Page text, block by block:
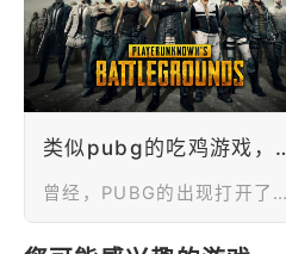
CONSOLE GAMING ON
game anytime, anywhere.
go, progress your Battle
类似pubg的吃鸡游
曾经，PUBG的出现打开了一扇新的大门，让玩家知道原来还有这样一种枪战游戏，在这里，胜利不仅仅需要精湛的枪法，时机，运气，策略，战术缺一不可，让玩家知道了fps的另一种打开方式，今天，我们就来介绍几种类似pubg的手游，看看今天的我们，是否依然能够从大逃亡中杀出生天！